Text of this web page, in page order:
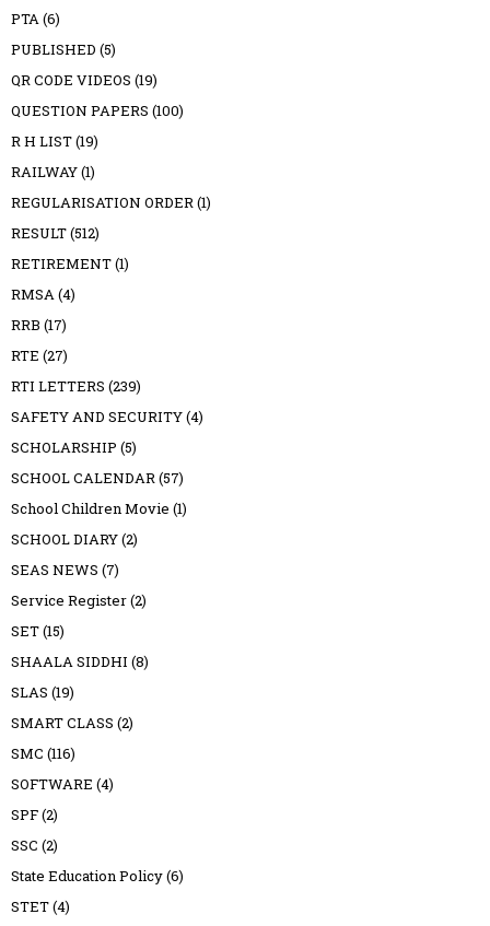
PTA(6)
PUBLISHED (5)
QR CODE VIDEOS (19)
QUESTION PAPERS (100)
R H LIST(19)
RAILWAY(1)
REGULARISATION ORDER(1)
RESULT(512)
RETIREMENT(1)
RMSA(4)
RRB (17)
RTE (27)
RTI LETTERS (239)
SAFETY AND SECURITY(4)
SCHOLARSHIP (5)
SCHOOL CALENDAR(57)
School Children Movie (1)
SCHOOL DIARY(2)
SEAS NEWS (7)
Service Register(2)
SET(15)
SHAALA SIDDHI (8)
SLAS (19)
SMART CLASS (2)
SMC (116)
SOFTWARE (4)
SPF(2)
SSC (2)
State Education Policy(6)
STET(4)